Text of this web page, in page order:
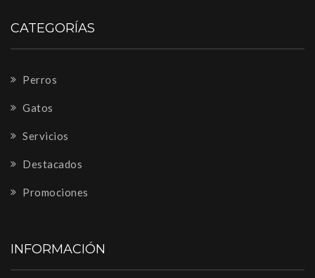
CATEGORÍAS
Perros
Gatos
Servicios
Destacados
Promociones
INFORMACIÓN